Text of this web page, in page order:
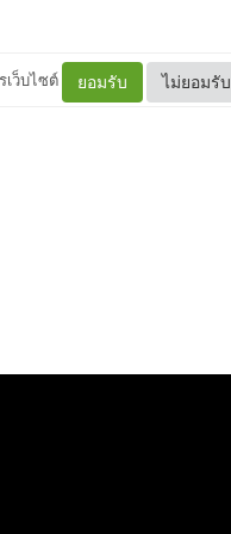
เว็บไซต์ ยอมรับ ไม่ยอมรับ